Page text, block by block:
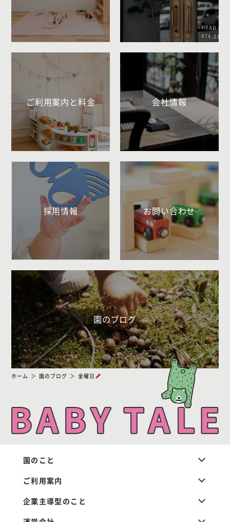
ご利用案内と料金 会社情報
採用情報 お問い合わせ
園のブログ
ホーム 園のブログ 金曜日
園のこと
ご利用案内
企業主導型のこと